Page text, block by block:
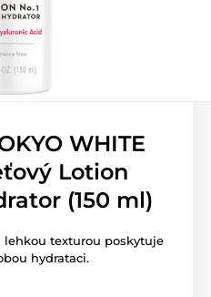
WHITE
Lotion
(150 ml)
lehkou texturou poskytuje
hydrataci.